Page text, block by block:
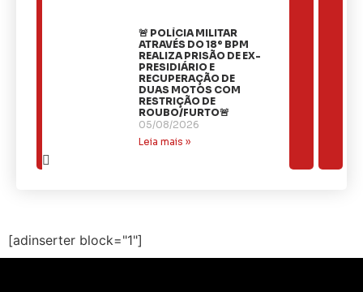
🚨 POLÍCIA MILITAR
ATRAVÉS DO 18º BPM
REALIZA PRISÃO DE EX-
PRESIDIÁRIO E
RECUPERAÇÃO DE
DUAS MOTOS COM
RESTRIÇÃO DE
ROUBO/FURTO🚨
05/08/2026
Leia mais »
[adinserter block="1"]